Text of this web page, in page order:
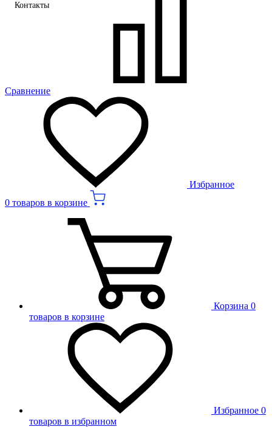
Контакты
Сравнение
Избранное
0 товаров в корзине
Корзина 0
товаров в корзине
Избранное 0
товаров в избранном